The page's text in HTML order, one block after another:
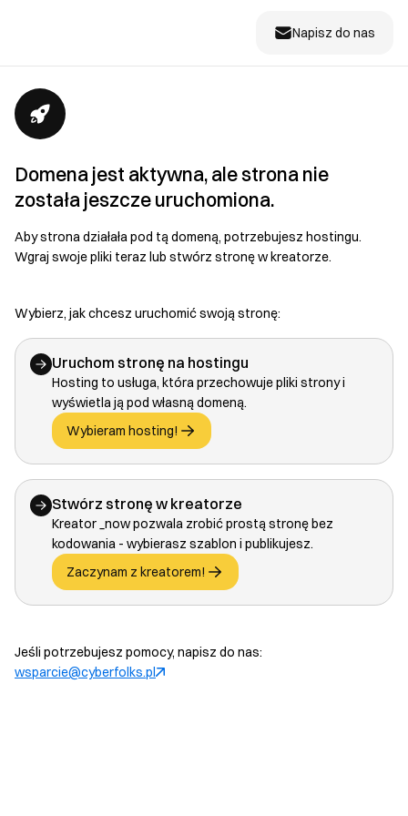
Napisz do nas
Domena jest aktywna, ale strona nie
została jeszcze uruchomiona.
Aby strona działała pod tą domeną, potrzebujesz hostingu.
Wgraj swoje pliki teraz lub stwórz stronę w kreatorze.
Wybierz, jak chcesz uruchomić swoją stronę:
Uruchom stronę na hostingu
Hosting to usługa, która przechowuje pliki strony i
wyświetla ją pod własną domeną.
Wybieram hosting!
Stwórz stronę w kreatorze
Kreator _now pozwala zrobić prostą stronę bez
kodowania - wybierasz szablon i publikujesz.
Zaczynam z kreatorem!
Jeśli potrzebujesz pomocy, napisz do nas:
wsparcie@cyberfolks.pl